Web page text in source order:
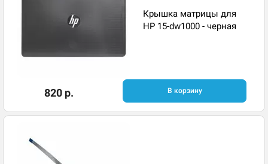
Крышка матрицы для
HP 15-dw1000 - черная
820 р. В корзину